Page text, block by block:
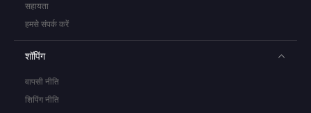
सहायता
हमसे संपर्क करें
शॉपिंग
वापसी नीति
शिपिंग नीति